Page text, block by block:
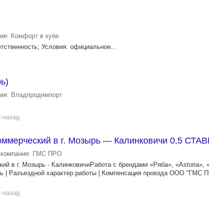
Комфорт в кубе
Условия: официальное...
Владпродимпорт
назад
в г. Мозырь — Калинковичи 0,5
компания: ГМС ПРО
в г. Мозырь - КалинковичиРабота с брендами «Ряба», «Astoria»,
| Разъездной характер работы | Компенсация проезда ООО
назад